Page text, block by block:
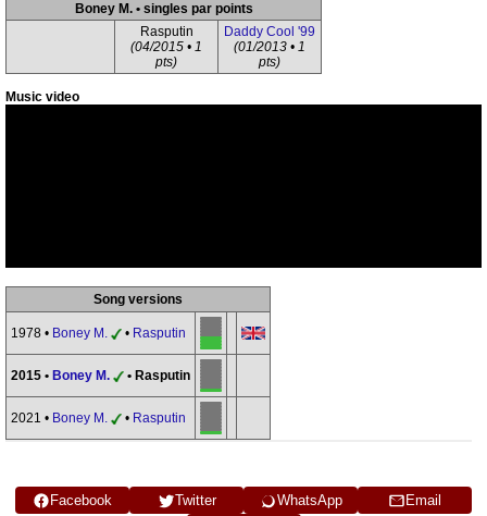
Boney M. • singles par points
Rasputin
(04/2015 • 1
pts)
Daddy Cool '99
(01/2013 • 1
pts)
Music video
Song versions
1978 • Boney M. • Rasputin
2015 • Boney M. • Rasputin
2021 • Boney M. • Rasputin
Facebook Twitter WhatsApp Email